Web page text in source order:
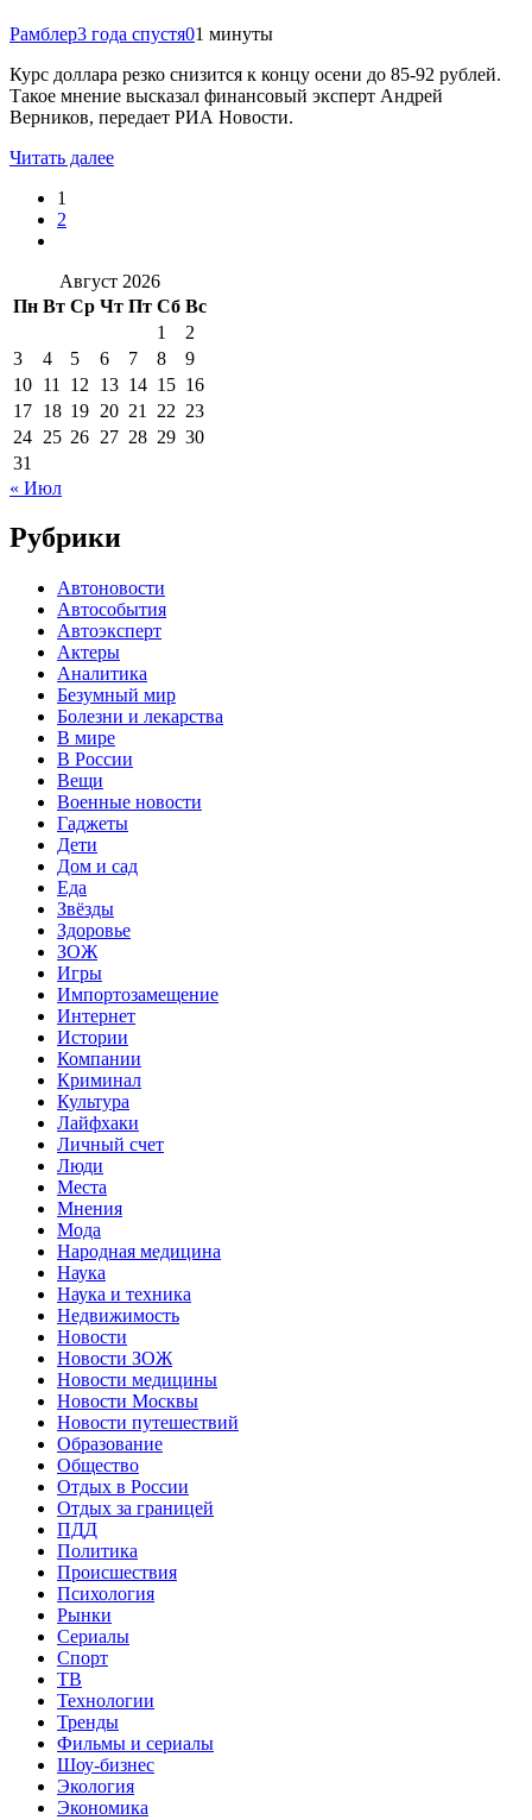
Рамблер3 года спустя01 минуты
Курс доллара резко снизится к концу осени до 85-92 рублей.
Такое мнение высказал финансовый эксперт Андрей
Верников, передает РИА Новости.
Читать далее
1
2
Август 2026
Пн Вт Ср Чт Пт Сб Вс
1
2
3
4 5 6 7 8
9
10 11 12 13 14 15 16
17 18 19 20 21 22 23
24 25 26 27 28 29 30
31
« Июл
Рубрики
Автоновости
Автособытия
Автоэксперт
Актеры
Аналитика
Безумный мир
Болезни и лекарства
В мире
В России
Вещи
Военные новости
Гаджеты
Дети
Дом и сад
Еда
Звёзды
Здоровье
ЗОЖ
Игры
Импортозамещение
Интернет
Истории
Компании
Криминал
Культура
Лайфхаки
Личный счет
Люди
Места
Мнения
Мода
Народная медицина
Наука
Наука и техника
Недвижимость
Новости
Новости ЗОЖ
Новости медицины
Новости Москвы
Новости путешествий
Образование
Общество
Отдых в России
Отдых за границей
ПДД
Политика
Происшествия
Психология
Рынки
Сериалы
Спорт
ТВ
Технологии
Тренды
Фильмы и сериалы
Шоу-бизнес
Экология
Экономика